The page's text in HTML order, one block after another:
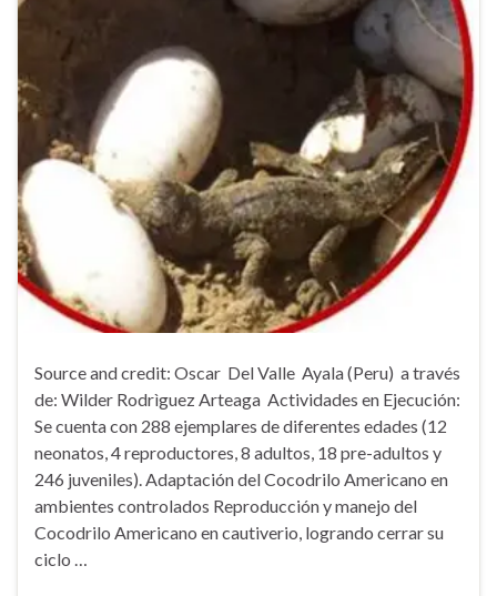
Source and credit: Oscar Del Valle Ayala (Peru) a través
de: Wilder Rodrìguez Arteaga Actividades en Ejecución:
Se cuenta con 288 ejemplares de diferentes edades (12
neonatos, 4 reproductores, 8 adultos, 18 pre-adultos y
246 juveniles). Adaptación del Cocodrilo Americano en
ambientes controlados Reproducción y manejo del
Cocodrilo Americano en cautiverio, logrando cerrar su
ciclo …